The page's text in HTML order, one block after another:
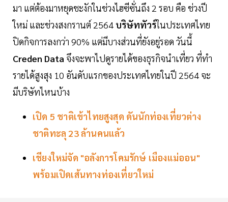
มา แต่ต้องมาหยุดชะงักในช่วงไฮซีซั่นถึง 2 รอบ คือ ช่วงปี
ใหม่ และช่วงสงกรานต์ 2564 บริษัททัวร์ในประเทศไทย
ปิดกิจการลงกว่า 90% แต่มีบางส่วนที่ยังอยู่รอด วันนี้
Creden Data จึงจะพาไปดูรายได้ของธุรกิจนำเที่ยว ที่ทำ
รายได้สูงสุง 10 อันดับแรกของประเทศไทยในปี 2564 จะ
มีบริษัทไหนบ้าง
เปิด 5 ชาติเข้าไทยสูงสุด ดันนักท่องเที่ยวต่าง
ชาติทะลุ 23 ล้านคนแล้ว
เชียงใหม่จัด "อลังการโคมรักษ์ เมืองแม่ออน"
พร้อมเปิดเส้นทางท่องเที่ยวใหม่